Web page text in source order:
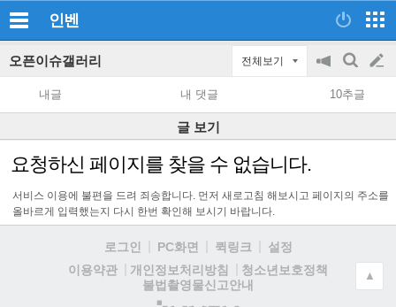
인벤
오픈이슈갤러리 전체보기
공
지
on/off
검
색
글
쓰
기
내글 내 댓글 10추글
글 보기
요청하신 페이지를 찾을 수 없습니다.
서비스 이용에 불편을 드려 죄송합니다. 먼저 새로고침 해보시고 페이지의 주소를
올바르게 입력했는지 다시 한번 확인해 보시기 바랍니다.
로그인 PC화면 퀵링크
설정
이용약관
개인정보처리방침
청소년보호정책
불법촬영물신고안내
▲